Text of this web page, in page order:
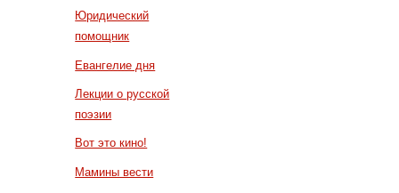
Юридический
помощник
Евангелие дня
Лекции о русской
поэзии
Вот это кино!
Мамины вести